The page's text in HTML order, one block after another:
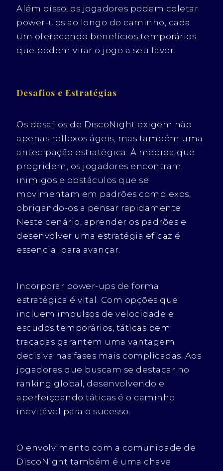
Além disso, os jogadores podem coletar
power-ups ao longo do caminho, cada
um oferecendo benefícios temporários
que podem virar o jogo a seu favor.
Desafios e Estratégias
Os desafios de DiscoNight exigem não
apenas reflexos ágeis, mas também uma
antecipação estratégica. À medida que
progridem, os jogadores encontram
inimigos e obstáculos que se
movimentam em padrões complexos,
obrigando-os a pensar rapidamente.
Neste cenário, aprender os padrões e
desenvolver uma estratégia eficaz é
essencial para avançar.
Incorporar power-ups de forma
estratégica é vital. Com opções que
incluem impulsos de velocidade e
escudos temporários, táticas bem
traçadas garantem uma vantagem
decisiva nas fases mais complicadas. Aos
jogadores que buscam se destacar no
ranking global, desenvolvendo e
aperfeiçoando táticas é o caminho
inevitável para o sucesso.
O envolvimento com a comunidade de
DiscoNight também é uma chave